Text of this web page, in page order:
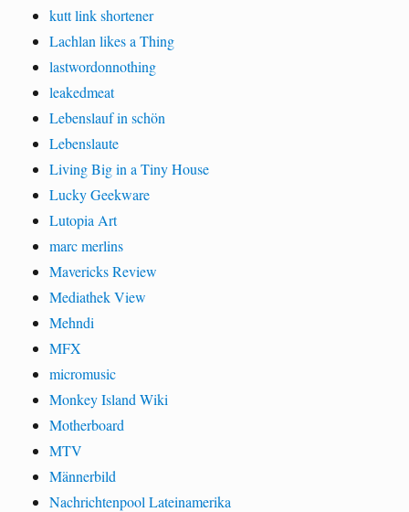
kutt link shortener
Lachlan likes a Thing
lastwordonnothing
leakedmeat
Lebenslauf in schön
Lebenslaute
Living Big in a Tiny House
Lucky Geekware
Lutopia Art
marc merlins
Mavericks Review
Mediathek View
Mehndi
MFX
micromusic
Monkey Island Wiki
Motherboard
MTV
Männerbild
Nachrichtenpool Lateinamerika